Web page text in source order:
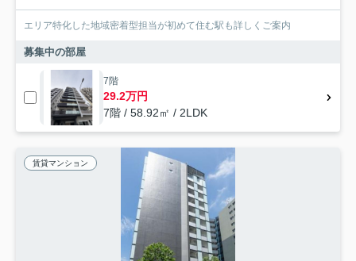
エリア特化した地域密着型担当が初めて住む駅も詳しくご案内
募集中の部屋
7階
29.2万円
7階 / 58.92㎡ / 2LDK
賃貸マンション